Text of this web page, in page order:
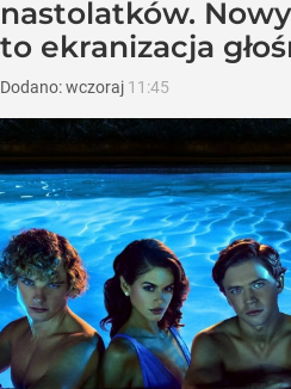
nastolatków.
to ekranizacja
Dodano:wczoraj 11:45